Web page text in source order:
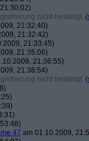
nicht bestätigt (
21:32:40)
21:32:42)
21:33:45)
21:35:06)
21:36:55)
21:38:54)
nicht bestätigt (
47 am 01.10.2009,